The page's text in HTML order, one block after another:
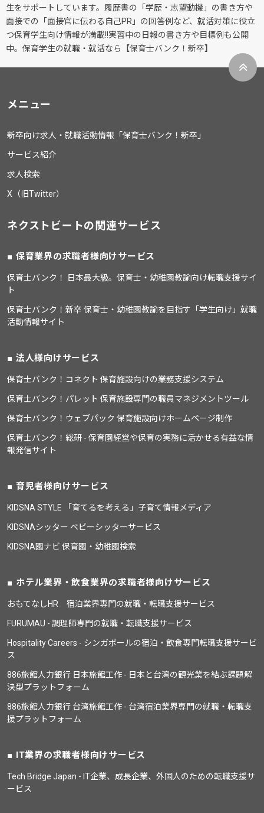
生をサポートしています。履歴書の「学歴・志望動機」の書き方や
面接での「面接官に伝わる自己PR」の回答例など、就活対策に役立
つ保育学生向け情報が満載!!実習中の日報の書き方や目標例も公開
中。保育学生の就職・就活なら【保育士バンク！新卒】
メニュー
新卒向け求人・就職活動情報「保育士バンク！新卒」
サービス紹介
求人検索
X（旧Twitter）
ネクストビートの関連サービス
保育業界の求職者様向けサービス
保育士バンク！ 日本最大級。保育士・幼稚園教諭向け転職支援サイ
ト
保育士バンク！新卒 保育士・幼稚園教諭を目指す「学生向け」就職
活動情報サイト
法人様向けサービス
保育士バンク！コネクト 保育施設向けの業務支援システム
保育士バンク！パレット 保育施設専門の職員マネジメントツール
保育士バンク！ウェブパック 保育施設向けホームページ制作
保育士バンク！総研 - 保育園経営や保育の実務に活かせる有益な情
報発信サイト
育児者様向けサービス
KIDSNA STYLE 「育てるを考える」子育て情報メディア
KIDSNAシッター ベビーシッターサービス
KIDSNA園ナビ 保育園・幼稚園検索
ホテル業界・飲食業界の求職者様向けサービス
おもてなしHR 宿泊業界専門の就職・転職支援サービス
FURUMAU - 調理師専門の就職・転職支援サービス
Hospitality Careers - シンガポールの宿泊・飲食専門転職支援サービ
ス
886旅館人力銀行 日本旅館工作 - 日本と台湾の観光業を結ぶ課題解
決型プラットフォーム
886旅館人力銀行 台湾旅館工作 - 台湾宿泊業界専門の就職・転職支
援プラットフォーム
IT業界の求職者様向けサービス
Tech Bridge Japan - IT企業、成長企業、外国人のための転職支援サ
ービス